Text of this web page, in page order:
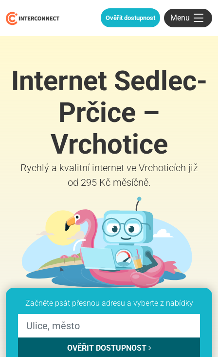
Ověřit dostupnost Menu
Internet Sedlec-
Prčice –
Vrchotice
Rychlý a kvalitní internet ve Vrchoticích již
od 295 Kč měsíčně.
Začněte psát přesnou adresu a vyberte z nabídky
OVĚŘIT DOSTUPNOST